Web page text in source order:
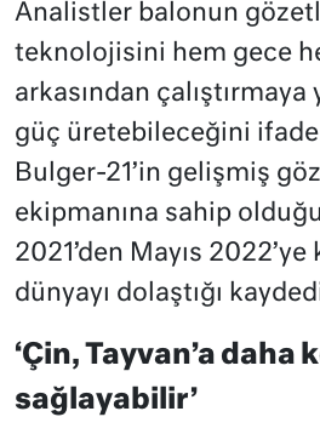
Analistler balonun
teknolojisini hem gece
arkasından
güç üretebileceğini ifade
Bulger-21’in gelişmiş
ekipmanına sahip
2021’den Mayıs
dünyayı dolaştığı
‘Çin, Tayvan’a daha
sağlayabilir’